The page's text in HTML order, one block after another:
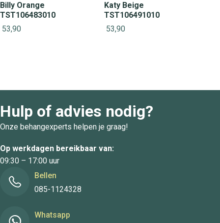
Billy Orange
TST106483010
53,90
Katy Beige
TST106491010
53,90
Hulp of advies nodig?
Onze behangexperts helpen je graag!
Op werkdagen bereikbaar van:
09:30 – 17:00 uur
Bellen
085-1124328
Whatsapp